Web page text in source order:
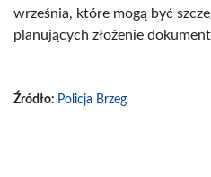
września, które mogą być
planujących złożenie
Źródło: Policja Brzeg